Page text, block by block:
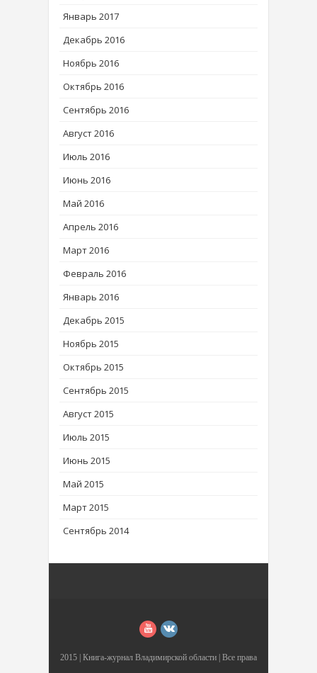
Январь 2017
Декабрь 2016
Ноябрь 2016
Октябрь 2016
Сентябрь 2016
Август 2016
Июль 2016
Июнь 2016
Май 2016
Апрель 2016
Март 2016
Февраль 2016
Январь 2016
Декабрь 2015
Ноябрь 2015
Октябрь 2015
Сентябрь 2015
Август 2015
Июль 2015
Июнь 2015
Май 2015
Март 2015
Сентябрь 2014
2015 | Книга-журнал Владимирской области | Все права